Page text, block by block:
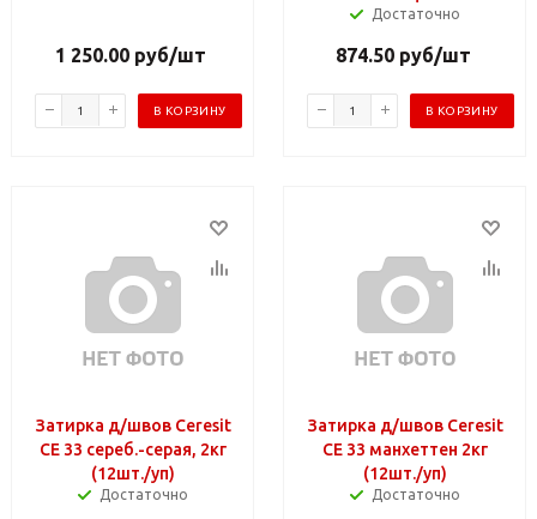
1 250.00 руб/шт
В КОРЗИНУ
Достаточно
874.50руб/шт
В КОРЗИНУ
Затирка д/швов Ceresit
СЕ 33 сереб.-серая, 2кг
(12шт./уп)
Достаточно
Затирка д/швов Ceresit
СЕ 33 манхеттен 2кг
(12шт./уп)
Достаточно